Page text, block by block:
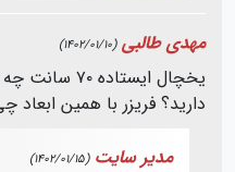
مهدی طالبی (1402/01/10)
یخچال
دارید؟ فریزر با همین ابعاد
مدیر سایت (1402/01/15)